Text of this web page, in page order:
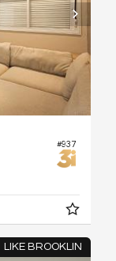
#937
LIKE BROOKLIN